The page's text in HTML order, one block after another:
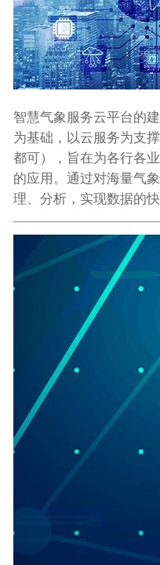
智慧气象服务云平台的
为基础，以云服务为支
都可），旨在为各行各
的应用。通过对海量气
理、分析，实现数据的